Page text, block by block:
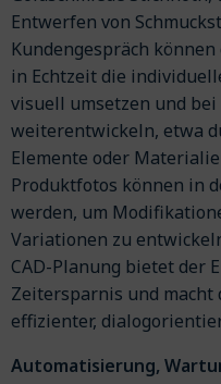
Entwerfen von
Kundengespräch
in Echtzeit die
visuell umsetzen und
weiterentwickeln, etwa
Elemente oder
Produktfotos können in
werden, um
Variationen zu
CAD-Planung bietet der
Zeitersparnis und macht
effizienter,
Automatisierung,